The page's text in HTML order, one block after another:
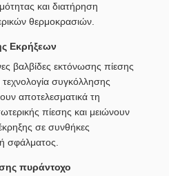
και διατήρηση
θερμοκρασιών.
Εκρήξεων
βαλβίδες εκτόνωσης πίεσης
τεχνολογία συγκόλλησης
αποτελεσματικά τη
πίεσης και μειώνουν
σε συνθήκες
σφάλματος.
πυράντοχο